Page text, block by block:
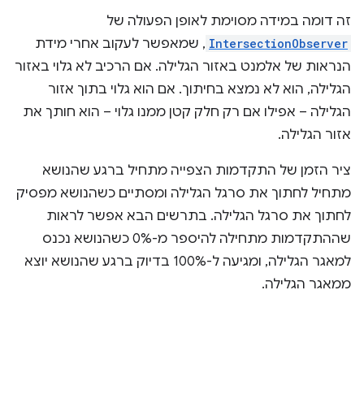
זה דומה במידה מסוימת לאופן הפעולה של
IntersectionObserver , שמאפשר לעקוב אחרי מידת
הנראות של אלמנט באזור הגלילה. אם הרכיב לא גלוי באזור
הגלילה, הוא לא נמצא בחיתוך. אם הוא גלוי בתוך אזור
הגלילה – אפילו אם רק חלק קטן ממנו גלוי – הוא חותך את
אזור הגלילה.
ציר הזמן של התקדמות הצפייה מתחיל ברגע שהנושא
מתחיל לחתוך את סרגל הגלילה ומסתיים כשהנושא מפסיק
לחתוך את סרגל הגלילה. בתרשים הבא אפשר לראות
שההתקדמות מתחילה להיספר מ-0% כשהנושא נכנס
למאגר הגלילה, ומגיעה ל-100% בדיוק ברגע שהנושא יוצא
ממאגר הגלילה.